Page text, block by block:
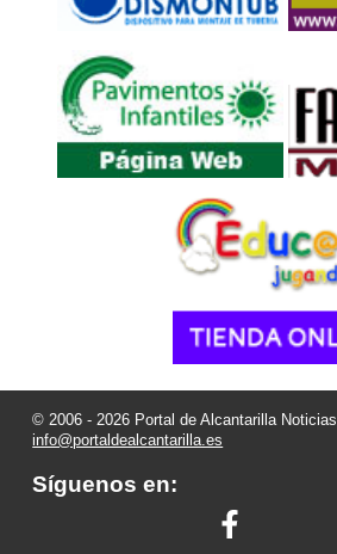
© 2006 - 2026 Portal de Alcantarilla Noticias
info@portaldealcantarilla.es
Síguenos en: